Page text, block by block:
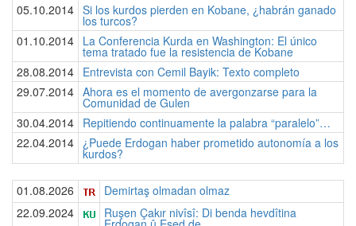
05.10.2014 Si los kurdos pierden en Kobane, ¿habrán ganado
los turcos?
01.10.2014 La Conferencia Kurda en Washington: El único
tema tratado fue la resistencia de Kobane
28.08.2014 Entrevista con Cemil Bayik: Texto completo
29.07.2014 Ahora es el momento de avergonzarse para la
Comunidad de Gulen
30.04.2014 Repitiendo continuamente la palabra “paralelo”…
22.04.2014 ¿Puede Erdogan haber prometido autonomía a los
kurdos?
01.08.2026
Demirtaş olmadan olmaz
22.09.2024
Ruşen Çakır nivîsî: Di benda hevdîtina